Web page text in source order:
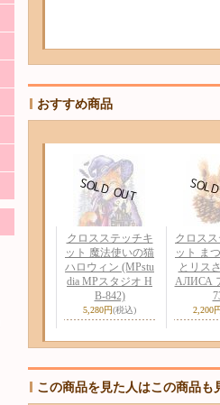
おすすめ商品
クロスステッチキ
ット 魔法使いの猫
ハロウィン (MPstu
dia MPスタジオ H
B-842)
5,280円(税込)
クロス
ット ま
とリス
АЛИСА
2,200
この商品を見た人はこの商品も